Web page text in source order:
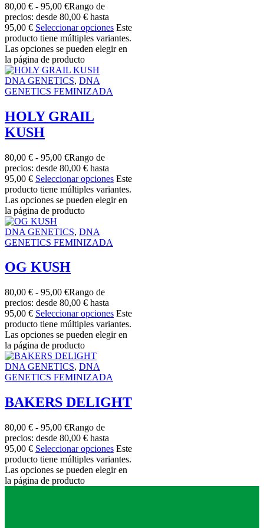
80,00 € - 95,00 €Rango de
precios: desde 80,00 € hasta
95,00 € Seleccionar opciones Este
producto tiene múltiples variantes.
Las opciones se pueden elegir en
la página de producto
DNA GENETICS, DNA
GENETICS FEMINIZADA
HOLY GRAIL
KUSH
80,00 € - 95,00 €Rango de
precios: desde 80,00 € hasta
95,00 € Seleccionar opciones Este
producto tiene múltiples variantes.
Las opciones se pueden elegir en
la página de producto
DNA GENETICS, DNA
GENETICS FEMINIZADA
OG KUSH
80,00 € - 95,00 €Rango de
precios: desde 80,00 € hasta
95,00 € Seleccionar opciones Este
producto tiene múltiples variantes.
Las opciones se pueden elegir en
la página de producto
DNA GENETICS, DNA
GENETICS FEMINIZADA
BAKERS DELIGHT
80,00 € - 95,00 €Rango de
precios: desde 80,00 € hasta
95,00 € Seleccionar opciones Este
producto tiene múltiples variantes.
Las opciones se pueden elegir en
la página de producto